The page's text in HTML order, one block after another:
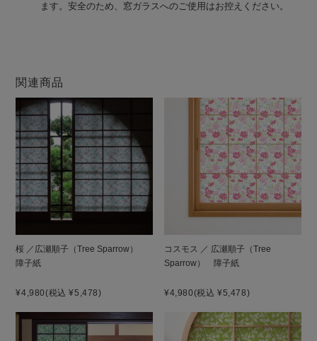
ます。安全のため、窓ガラスへのご使用はお控えください。
関連商品
桜 ／広瀬順子（Tree Sparrow）
障子紙
¥4,980(税込 ¥5,478)
コスモス ／ 広瀬順子（Tree
Sparrow） 障子紙
¥4,980(税込 ¥5,478)